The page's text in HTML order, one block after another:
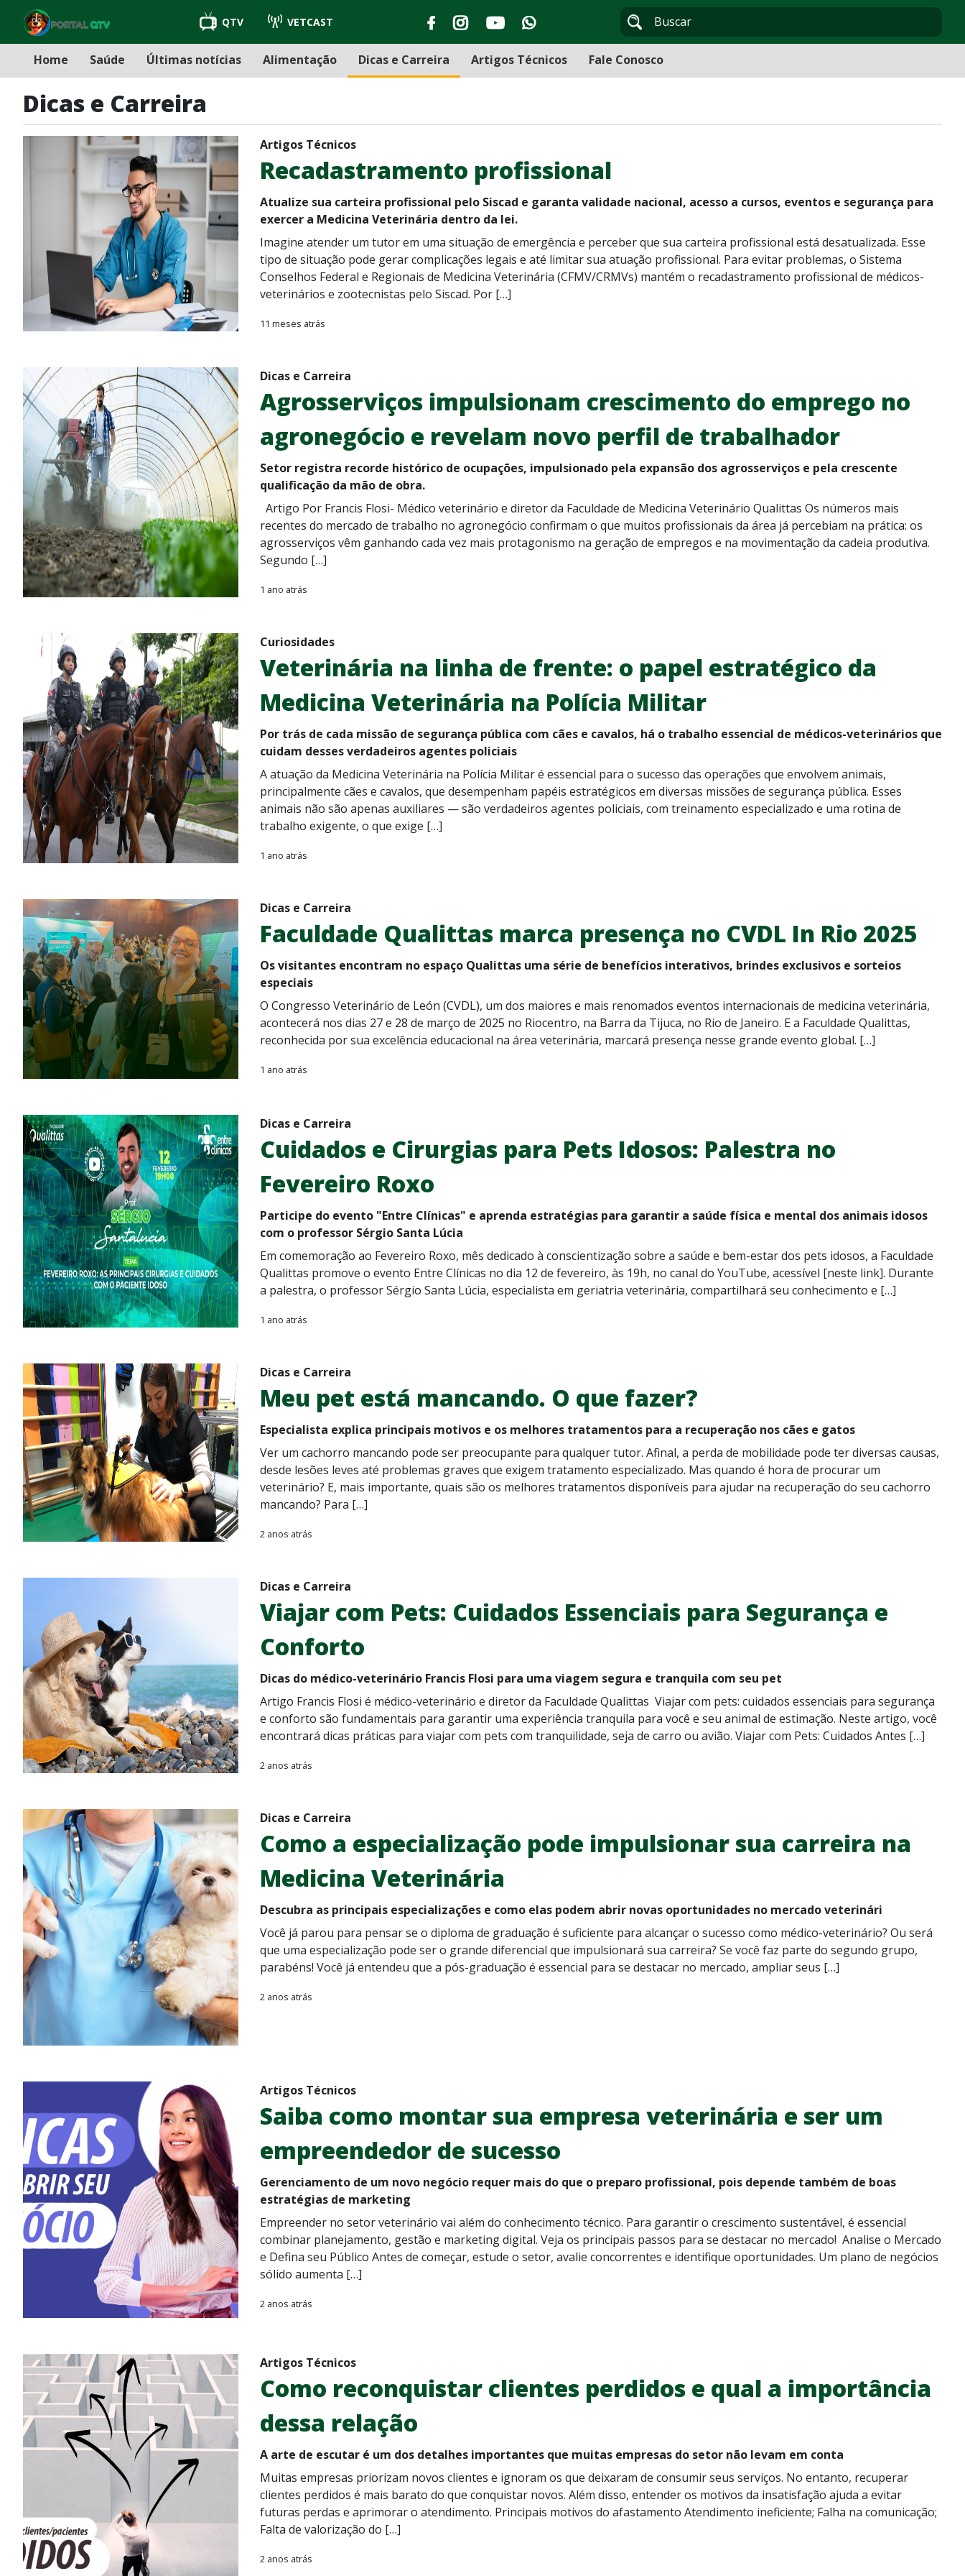
QTV VETCAST
Home Saúde Últimas notícias Alimentação Dicas e Carreira Artigos Técnicos Fale Conosco
Dicas e Carreira
Artigos Técnicos
Recadastramento profissional
Atualize sua carteira profissional pelo Siscad e garanta validade nacional, acesso a cursos, eventos e segurança para
exercer a Medicina Veterinária dentro da lei.
Imagine atender um tutor em uma situação de emergência e perceber que sua carteira profissional está desatualizada. Esse
tipo de situação pode gerar complicações legais e até limitar sua atuação profissional. Para evitar problemas, o Sistema
Conselhos Federal e Regionais de Medicina Veterinária (CFMV/CRMVs) mantém o recadastramento profissional de médicos-
veterinários e zootecnistas pelo Siscad. Por […]
11 meses atrás
Dicas e Carreira
Agrosserviços impulsionam crescimento do emprego no
agronegócio e revelam novo perfil de trabalhador
Setor registra recorde histórico de ocupações, impulsionado pela expansão dos agrosserviços e pela crescente
qualificação da mão de obra.
Artigo Por Francis Flosi- Médico veterinário e diretor da Faculdade de Medicina Veterinário Qualittas Os números mais
recentes do mercado de trabalho no agronegócio confirmam o que muitos profissionais da área já percebiam na prática: os
agrosserviços vêm ganhando cada vez mais protagonismo na geração de empregos e na movimentação da cadeia produtiva.
Segundo […]
1 ano atrás
Curiosidades
Veterinária na linha de frente: o papel estratégico da
Medicina Veterinária na Polícia Militar
Por trás de cada missão de segurança pública com cães e cavalos, há o trabalho essencial de médicos-veterinários que
cuidam desses verdadeiros agentes policiais
A atuação da Medicina Veterinária na Polícia Militar é essencial para o sucesso das operações que envolvem animais,
principalmente cães e cavalos, que desempenham papéis estratégicos em diversas missões de segurança pública. Esses
animais não são apenas auxiliares — são verdadeiros agentes policiais, com treinamento especializado e uma rotina de
trabalho exigente, o que exige […]
1 ano atrás
Dicas e Carreira
Faculdade Qualittas marca presença no CVDL In Rio 2025
Os visitantes encontram no espaço Qualittas uma série de benefícios interativos, brindes exclusivos e sorteios
especiais
O Congresso Veterinário de León (CVDL), um dos maiores e mais renomados eventos internacionais de medicina veterinária,
acontecerá nos dias 27 e 28 de março de 2025 no Riocentro, na Barra da Tijuca, no Rio de Janeiro. E a Faculdade Qualittas,
reconhecida por sua excelência educacional na área veterinária, marcará presença nesse grande evento global. […]
1 ano atrás
Dicas e Carreira
Cuidados e Cirurgias para Pets Idosos: Palestra no
Fevereiro Roxo
Participe do evento "Entre Clínicas" e aprenda estratégias para garantir a saúde física e mental dos animais idosos
com o professor Sérgio Santa Lúcia
Em comemoração ao Fevereiro Roxo, mês dedicado à conscientização sobre a saúde e bem-estar dos pets idosos, a Faculdade
Qualittas promove o evento Entre Clínicas no dia 12 de fevereiro, às 19h, no canal do YouTube, acessível [neste link]. Durante
a palestra, o professor Sérgio Santa Lúcia, especialista em geriatria veterinária, compartilhará seu conhecimento e […]
1 ano atrás
Dicas e Carreira
Meu pet está mancando. O que fazer?
Especialista explica principais motivos e os melhores tratamentos para a recuperação nos cães e gatos
Ver um cachorro mancando pode ser preocupante para qualquer tutor. Afinal, a perda de mobilidade pode ter diversas causas,
desde lesões leves até problemas graves que exigem tratamento especializado. Mas quando é hora de procurar um
veterinário? E, mais importante, quais são os melhores tratamentos disponíveis para ajudar na recuperação do seu cachorro
mancando? Para […]
2 anos atrás
Dicas e Carreira
Viajar com Pets: Cuidados Essenciais para Segurança e
Conforto
Dicas do médico-veterinário Francis Flosi para uma viagem segura e tranquila com seu pet
Artigo Francis Flosi é médico-veterinário e diretor da Faculdade Qualittas Viajar com pets: cuidados essenciais para segurança
e conforto são fundamentais para garantir uma experiência tranquila para você e seu animal de estimação. Neste artigo, você
encontrará dicas práticas para viajar com pets com tranquilidade, seja de carro ou avião. Viajar com Pets: Cuidados Antes […]
2 anos atrás
Dicas e Carreira
Como a especialização pode impulsionar sua carreira na
Medicina Veterinária
Descubra as principais especializações e como elas podem abrir novas oportunidades no mercado veterinári
Você já parou para pensar se o diploma de graduação é suficiente para alcançar o sucesso como médico-veterinário? Ou será
que uma especialização pode ser o grande diferencial que impulsionará sua carreira? Se você faz parte do segundo grupo,
parabéns! Você já entendeu que a pós-graduação é essencial para se destacar no mercado, ampliar seus […]
2 anos atrás
Artigos Técnicos
Saiba como montar sua empresa veterinária e ser um
empreendedor de sucesso
Gerenciamento de um novo negócio requer mais do que o preparo profissional, pois depende também de boas
estratégias de marketing
Empreender no setor veterinário vai além do conhecimento técnico. Para garantir o crescimento sustentável, é essencial
combinar planejamento, gestão e marketing digital. Veja os principais passos para se destacar no mercado! Analise o Mercado
e Defina seu Público Antes de começar, estude o setor, avalie concorrentes e identifique oportunidades. Um plano de negócios
sólido aumenta […]
2 anos atrás
Artigos Técnicos
Como reconquistar clientes perdidos e qual a importância
dessa relação
A arte de escutar é um dos detalhes importantes que muitas empresas do setor não levam em conta
Muitas empresas priorizam novos clientes e ignoram os que deixaram de consumir seus serviços. No entanto, recuperar
clientes perdidos é mais barato do que conquistar novos. Além disso, entender os motivos da insatisfação ajuda a evitar
futuras perdas e aprimorar o atendimento. Principais motivos do afastamento Atendimento ineficiente; Falha na comunicação;
Falta de valorização do […]
2 anos atrás